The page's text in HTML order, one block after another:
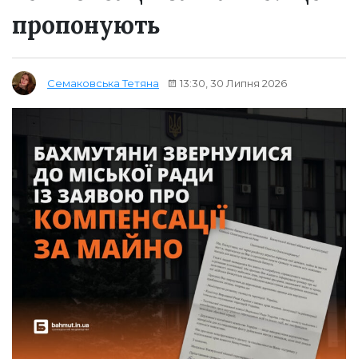
пропонують
Семаковська Тетяна 13:30, 30 Липня 2026